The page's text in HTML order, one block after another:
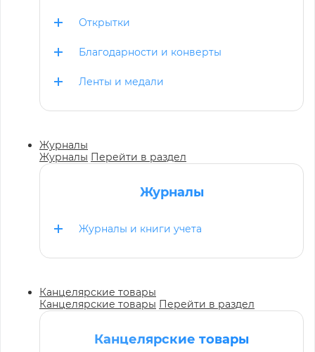
Открытки
Благодарности и конверты
Ленты и медали
Журналы
Журналы Перейти в раздел
Журналы
Журналы и книги учета
Канцелярские товары
Канцелярские товары Перейти в раздел
Канцелярские товары